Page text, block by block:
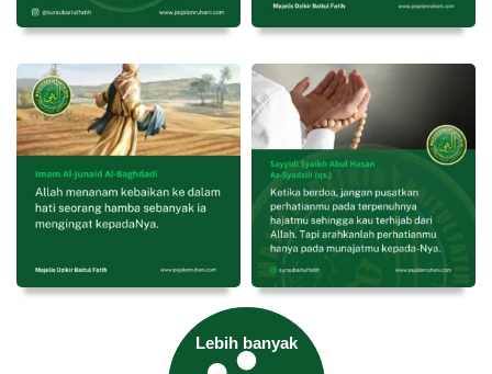
Lebih banyak